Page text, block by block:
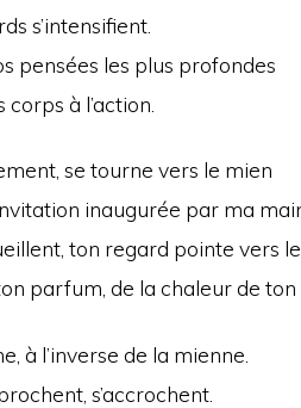
s’intensifient.
pensées les plus profondes
à l’action.
se tourne vers le mien
inaugurée par ma
ton regard pointe vers le
parfum, de la chaleur de
à l’inverse de la mienne.
s’accrochent.